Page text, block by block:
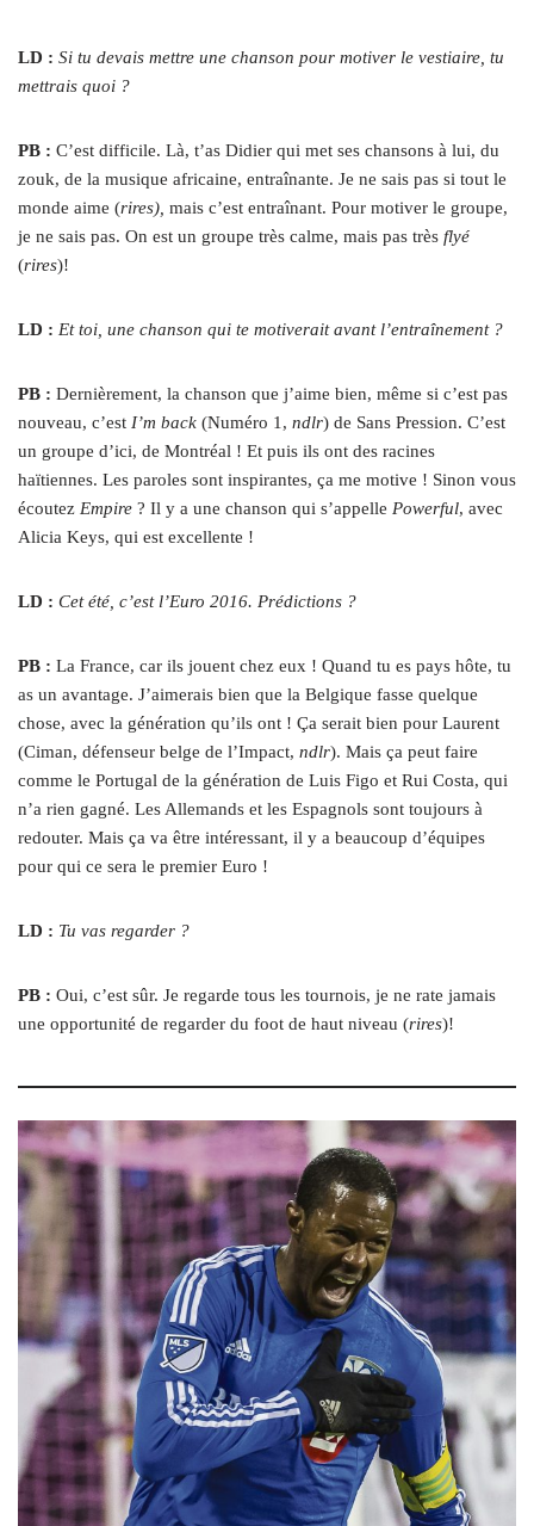
LD : Si tu devais mettre une chanson pour motiver le vestiaire, tu
mettrais quoi ?
PB : C’est difficile. Là, t’as Didier qui met ses chansons à lui, du
zouk, de la musique africaine, entraînante. Je ne sais pas si tout le
monde aime (rires), mais c’est entraînant. Pour motiver le groupe,
je ne sais pas. On est un groupe très calme, mais pas très flyé
(rires)!
LD : Et toi, une chanson qui te motiverait avant l’entraînement ?
PB : Dernièrement, la chanson que j’aime bien, même si c’est pas
nouveau, c’est I’m back (Numéro 1, ndlr) de Sans Pression. C’est
un groupe d’ici, de Montréal ! Et puis ils ont des racines
haïtiennes. Les paroles sont inspirantes, ça me motive ! Sinon vous
écoutez Empire ? Il y a une chanson qui s’appelle Powerful, avec
Alicia Keys, qui est excellente !
LD : Cet été, c’est l’Euro 2016. Prédictions ?
PB : La France, car ils jouent chez eux ! Quand tu es pays hôte, tu
as un avantage. J’aimerais bien que la Belgique fasse quelque
chose, avec la génération qu’ils ont ! Ça serait bien pour Laurent
(Ciman, défenseur belge de l’Impact, ndlr). Mais ça peut faire
comme le Portugal de la génération de Luis Figo et Rui Costa, qui
n’a rien gagné. Les Allemands et les Espagnols sont toujours à
redouter. Mais ça va être intéressant, il y a beaucoup d’équipes
pour qui ce sera le premier Euro !
LD : Tu vas regarder ?
PB : Oui, c’est sûr. Je regarde tous les tournois, je ne rate jamais
une opportunité de regarder du foot de haut niveau (rires)!